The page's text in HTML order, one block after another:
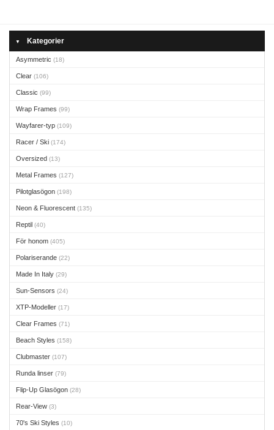
▼ Kategorier
Asymmetric (18)
Clear (106)
Classic (99)
Wrap Frames (99)
Wayfarer-typ (109)
Racer / Ski (174)
Oversized (13)
Metal Frames (127)
Pilotglasögon (198)
Neon & Fluorescent (135)
Reptil (40)
För honom (405)
Polariserande (22)
Made In Italy (29)
Sun-Sensors (24)
XTP-Modeller (17)
Clear Frames (71)
Beach Styles (158)
Clubmaster (107)
Runda linser (79)
Flip-Up Glasögon (28)
Rear-View (3)
70's Ski Styles (10)